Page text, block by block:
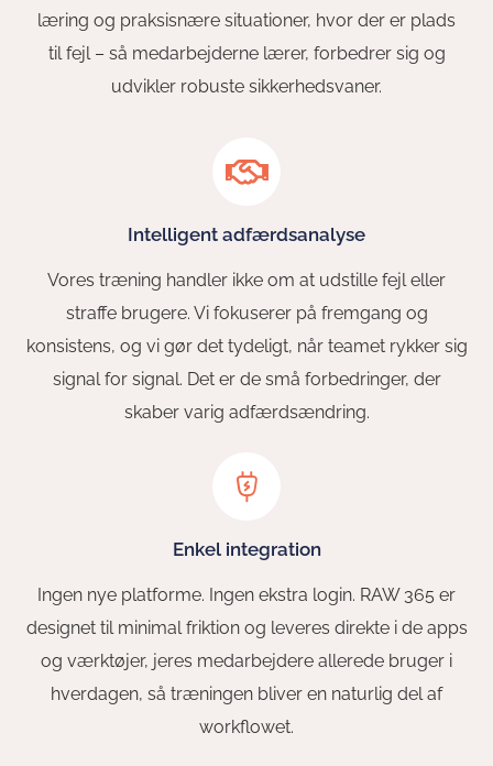
læring og praksisnære situationer, hvor der er plads
til fejl – så medarbejderne lærer, forbedrer sig og
udvikler robuste sikkerhedsvaner.
Intelligent adfærdsanalyse
Vores træning handler ikke om at udstille fejl eller
straffe brugere. Vi fokuserer på fremgang og
konsistens, og vi gør det tydeligt, når teamet rykker sig
signal for signal. Det er de små forbedringer, der
skaber varig adfærdsændring.
Enkel integration
Ingen nye platforme. Ingen ekstra login. RAW 365 er
designet til minimal friktion og leveres direkte i de apps
og værktøjer, jeres medarbejdere allerede bruger i
hverdagen, så træningen bliver en naturlig del af
workflowet.